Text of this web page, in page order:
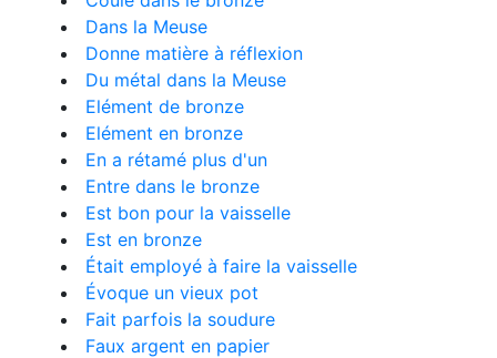
Dans la Meuse
Donne matière à réflexion
Du métal dans la Meuse
Elément de bronze
Elément en bronze
En a rétamé plus d'un
Entre dans le bronze
Est bon pour la vaisselle
Est en bronze
Était employé à faire la vaisselle
Évoque un vieux pot
Fait parfois la soudure
Faux argent en papier